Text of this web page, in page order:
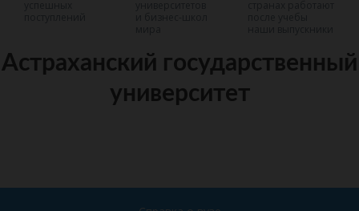
Астраханский государственный
университет